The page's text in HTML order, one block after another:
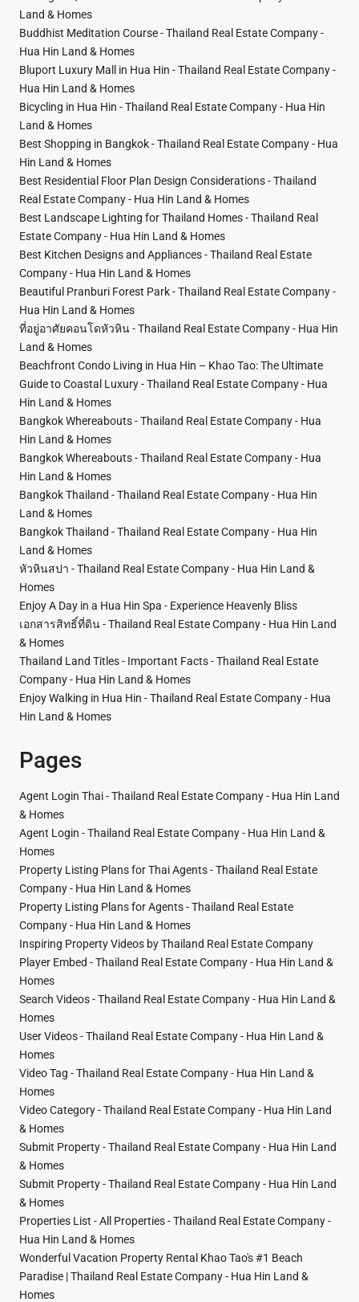
Land & Homes
Buddhist Meditation Course - Thailand Real Estate Company -
Hua Hin Land & Homes
Bluport Luxury Mall in Hua Hin - Thailand Real Estate Company -
Hua Hin Land & Homes
Bicycling in Hua Hin - Thailand Real Estate Company - Hua Hin
Land & Homes
Best Shopping in Bangkok - Thailand Real Estate Company - Hua
Hin Land & Homes
Best Residential Floor Plan Design Considerations - Thailand
Real Estate Company - Hua Hin Land & Homes
Best Landscape Lighting for Thailand Homes - Thailand Real
Estate Company - Hua Hin Land & Homes
Best Kitchen Designs and Appliances - Thailand Real Estate
Company - Hua Hin Land & Homes
Beautiful Pranburi Forest Park - Thailand Real Estate Company -
Hua Hin Land & Homes
ที่อยู่อาศัยคอนโดหัวหิน - Thailand Real Estate Company - Hua Hin
Land & Homes
Beachfront Condo Living in Hua Hin – Khao Tao: The Ultimate
Guide to Coastal Luxury - Thailand Real Estate Company - Hua
Hin Land & Homes
Bangkok Whereabouts - Thailand Real Estate Company - Hua
Hin Land & Homes
Bangkok Whereabouts - Thailand Real Estate Company - Hua
Hin Land & Homes
Bangkok Thailand - Thailand Real Estate Company - Hua Hin
Land & Homes
Bangkok Thailand - Thailand Real Estate Company - Hua Hin
Land & Homes
หัวหินสปา - Thailand Real Estate Company - Hua Hin Land &
Homes
Enjoy A Day in a Hua Hin Spa - Experience Heavenly Bliss
เอกสารสิทธิ์ที่ดิน - Thailand Real Estate Company - Hua Hin Land
& Homes
Thailand Land Titles - Important Facts - Thailand Real Estate
Company - Hua Hin Land & Homes
Enjoy Walking in Hua Hin - Thailand Real Estate Company - Hua
Hin Land & Homes
Pages
Agent Login Thai - Thailand Real Estate Company - Hua Hin Land
& Homes
Agent Login - Thailand Real Estate Company - Hua Hin Land &
Homes
Property Listing Plans for Thai Agents - Thailand Real Estate
Company - Hua Hin Land & Homes
Property Listing Plans for Agents - Thailand Real Estate
Company - Hua Hin Land & Homes
Inspiring Property Videos by Thailand Real Estate Company
Player Embed - Thailand Real Estate Company - Hua Hin Land &
Homes
Search Videos - Thailand Real Estate Company - Hua Hin Land &
Homes
User Videos - Thailand Real Estate Company - Hua Hin Land &
Homes
Video Tag - Thailand Real Estate Company - Hua Hin Land &
Homes
Video Category - Thailand Real Estate Company - Hua Hin Land
& Homes
Submit Property - Thailand Real Estate Company - Hua Hin Land
& Homes
Submit Property - Thailand Real Estate Company - Hua Hin Land
& Homes
Properties List - All Properties - Thailand Real Estate Company -
Hua Hin Land & Homes
Wonderful Vacation Property Rental Khao Tao's #1 Beach
Paradise | Thailand Real Estate Company - Hua Hin Land &
Homes